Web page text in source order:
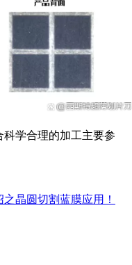
学合理的加工主要参
晶圆切割蓝膜应用！